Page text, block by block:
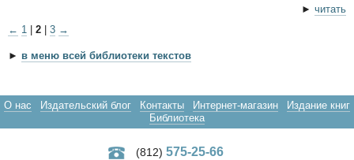
► читать
← 1 2 3 →
► в меню всей библиотеки текстов
О нас Издательский блог Контакты Интернет-магазин
Издание книг
Библиотека
(812) 575-25-66